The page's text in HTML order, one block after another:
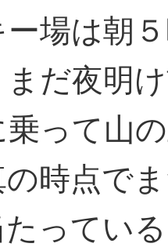
ー場は朝
まだ夜明
乗って山
時点で
たってい